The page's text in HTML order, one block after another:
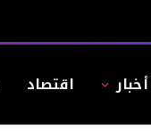
أخبار اقتصاد